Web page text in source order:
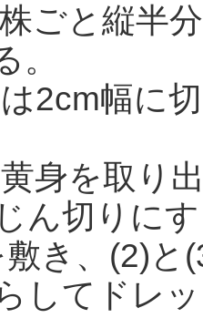
ごと縦半
。
2cm幅に
身を取り
ん切りに
き、(2)
してドレ